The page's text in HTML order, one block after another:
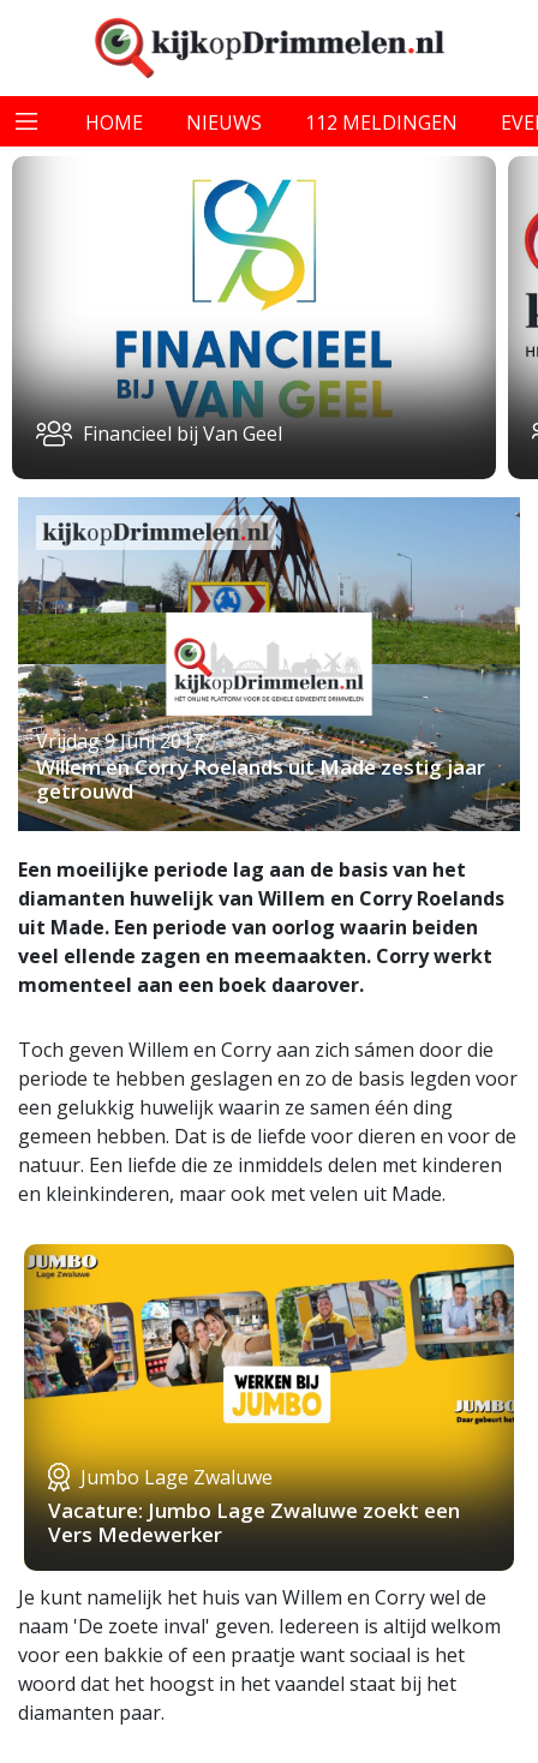
HOME NIEUWS 112 MELDINGEN
Financieel bij Van Geel
Vrijdag 9 Juni 2017
Willem en Corry Roelands uit Made zestig jaar
getrouwd
Een moeilijke periode lag aan de basis van het
diamanten huwelijk van Willem en Corry Roelands
uit Made. Een periode van oorlog waarin beiden
veel ellende zagen en meemaakten. Corry werkt
momenteel aan een boek daarover.
Toch geven Willem en Corry aan zich sámen door die
periode te hebben geslagen en zo de basis legden voor
een gelukkig huwelijk waarin ze samen één ding
gemeen hebben. Dat is de liefde voor dieren en voor de
natuur. Een liefde die ze inmiddels delen met kinderen
en kleinkinderen, maar ook met velen uit Made.
Jumbo Lage Zwaluwe
Vacature: Jumbo Lage Zwaluwe zoekt een
Vers Medewerker
Je kunt namelijk het huis van Willem en Corry wel de
naam 'De zoete inval' geven. Iedereen is altijd welkom
voor een bakkie of een praatje want sociaal is het
woord dat het hoogst in het vaandel staat bij het
diamanten paar.